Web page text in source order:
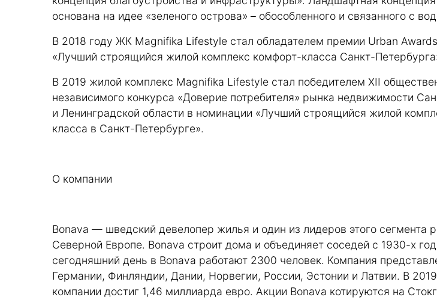
основана на идее «зеленого острова» – обособленного и связанного с
В 2018 году ЖК Magnifika Lifestyle стал обладателем премии Urban
«Лучший строящийся жилой комплекс комфорт-класса Санкт-
В 2019 жилой комплекс Magnifika Lifestyle стал победителем XII
независимого конкурса «Доверие потребителя» рынка недвижимости
и Ленинградской области в номинации «Лучший строящийся жилой
класса в Санкт-Петербурге».
О компании
Bonava — шведский девелопер жилья и один из лидеров этого сегмента
Северной Европе. Bonava строит дома и объединяет соседей с 1930-х
сегодняшний день в Bonava работают 2300 человек. Компания
Германии, Финляндии, Дании, Норвегии, России, Эстонии и Латвии. В
компании достиг 1,46 миллиарда евро. Акции Bonava котируются на